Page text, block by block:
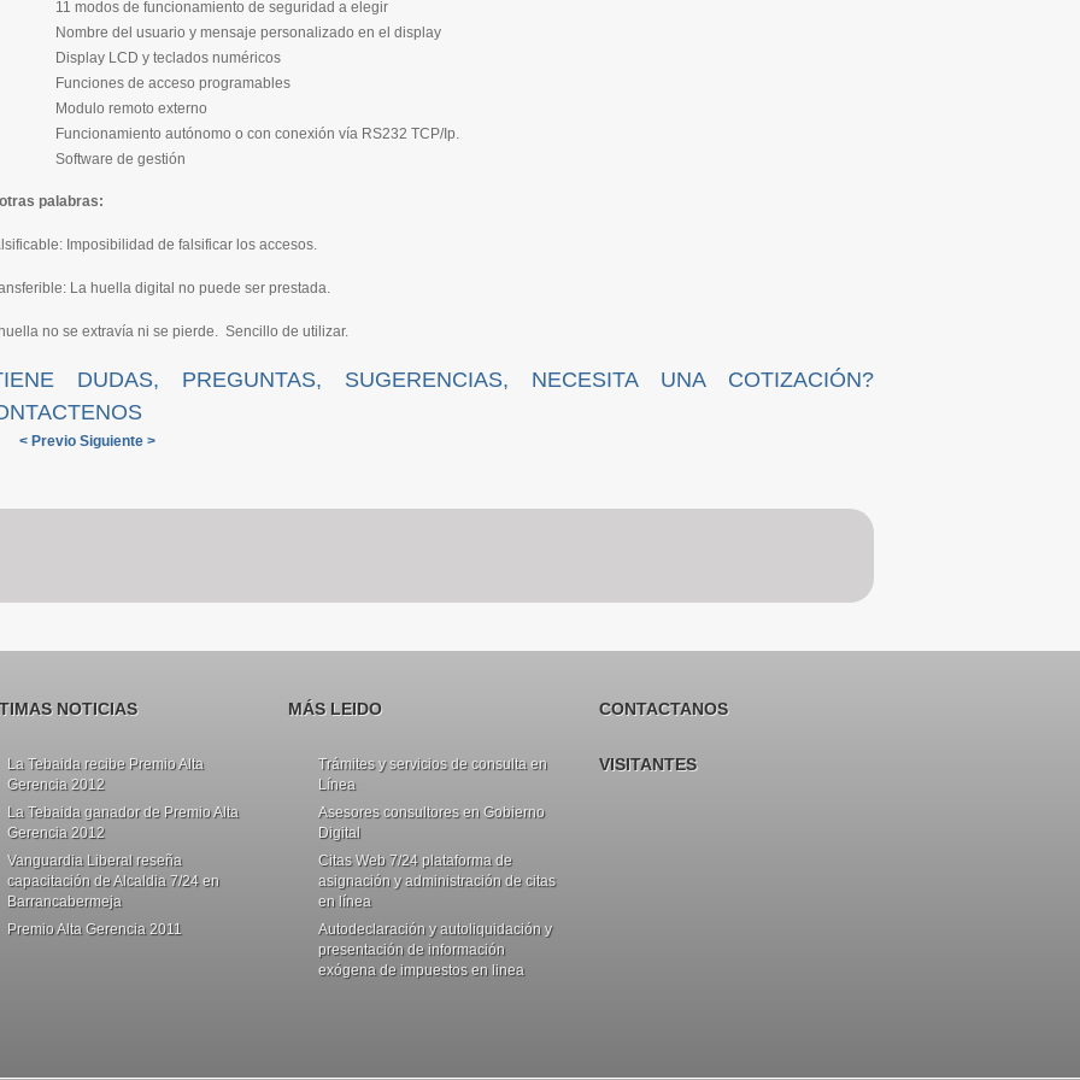
11 modos de funcionamiento de seguridad a elegir
Nombre del usuario y mensaje personalizado en el display
Display LCD y teclados numéricos
Funciones de acceso programables
Modulo remoto externo
Funcionamiento autónomo o con conexión vía RS232 TCP/Ip.
Software de gestión
palabras:
Imposibilidad de falsificar los accesos.
La huella digital no puede ser prestada.
no se extravía ni se pierde. Sencillo de utilizar.
DUDAS, PREGUNTAS, SUGERENCIAS, NECESITA UNA COTIZACIÓN?
< Previo Siguiente >
NOTICIAS
La Tebaida recibe Premio Alta
Gerencia 2012
La Tebaida ganador de Premio Alta
Gerencia 2012
Vanguardia Liberal reseña
capacitación de Alcaldia 7/24 en
Barrancabermeja
Premio Alta Gerencia 2011
MÁS LEIDO
Trámites y servicios de consulta en
Línea
Asesores consultores en Gobierno
Digital
Citas Web 7/24 plataforma de
asignación y administración de citas
en línea
Autodeclaración y autoliquidación y
presentación de información
exógena de impuestos en linea
CONTACTANOS
VISITANTES